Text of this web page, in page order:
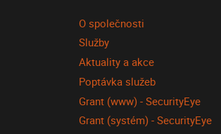
O společnosti
Služby
Aktuality a akce
Poptávka služeb
Grant (www) - SecurityEye
Grant (systém) - SecurityEye